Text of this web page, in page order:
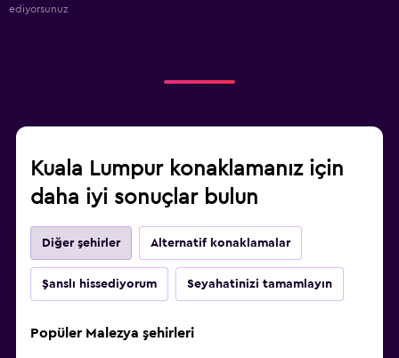
ediyorsunuz
Kuala Lumpur konaklamanız için
daha iyi sonuçlar bulun
Diğer şehirler Alternatif konaklamalar
Şanslı hissediyorum Seyahatinizi tamamlayın
Popüler Malezya şehirleri